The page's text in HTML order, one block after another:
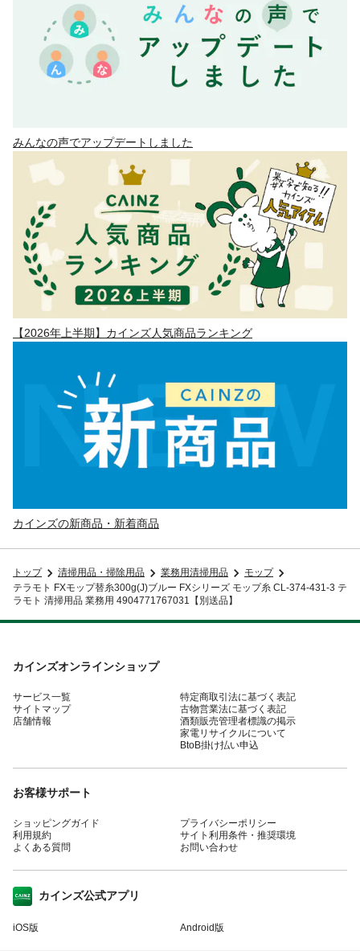
みんなの声でアップデートしました
【2026年上半期】カインズ人気商品ランキング
カインズの新商品・新着商品
トップ 清掃用品・掃除用品 業務用清掃用品
モップ
テラモト FXモップ替糸300g(J)ブルー FXシリーズ モップ糸 CL-374-431-3 テ
ラモト 清掃用品 業務用 4904771767031【別送品】
カインズオンラインショップ
サービス一覧
サイトマップ
店舗情報
特定商取引法に基づく表記
古物営業法に基づく表記
酒類販売管理者標識の掲示
家電リサイクルについて
BtoB掛け払い申込
お客様サポート
ショッピングガイド
利用規約
よくある質問
プライバシーポリシー
サイト利用条件・推奨環境
お問い合わせ
カインズ公式アプリ
iOS版 Android版